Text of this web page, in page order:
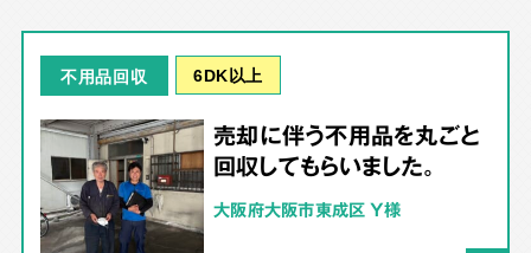
不用品回収 6DK以上
売却に伴う不用品を丸ごと
回収してもらいました。
大阪府大阪市東成区 Y様